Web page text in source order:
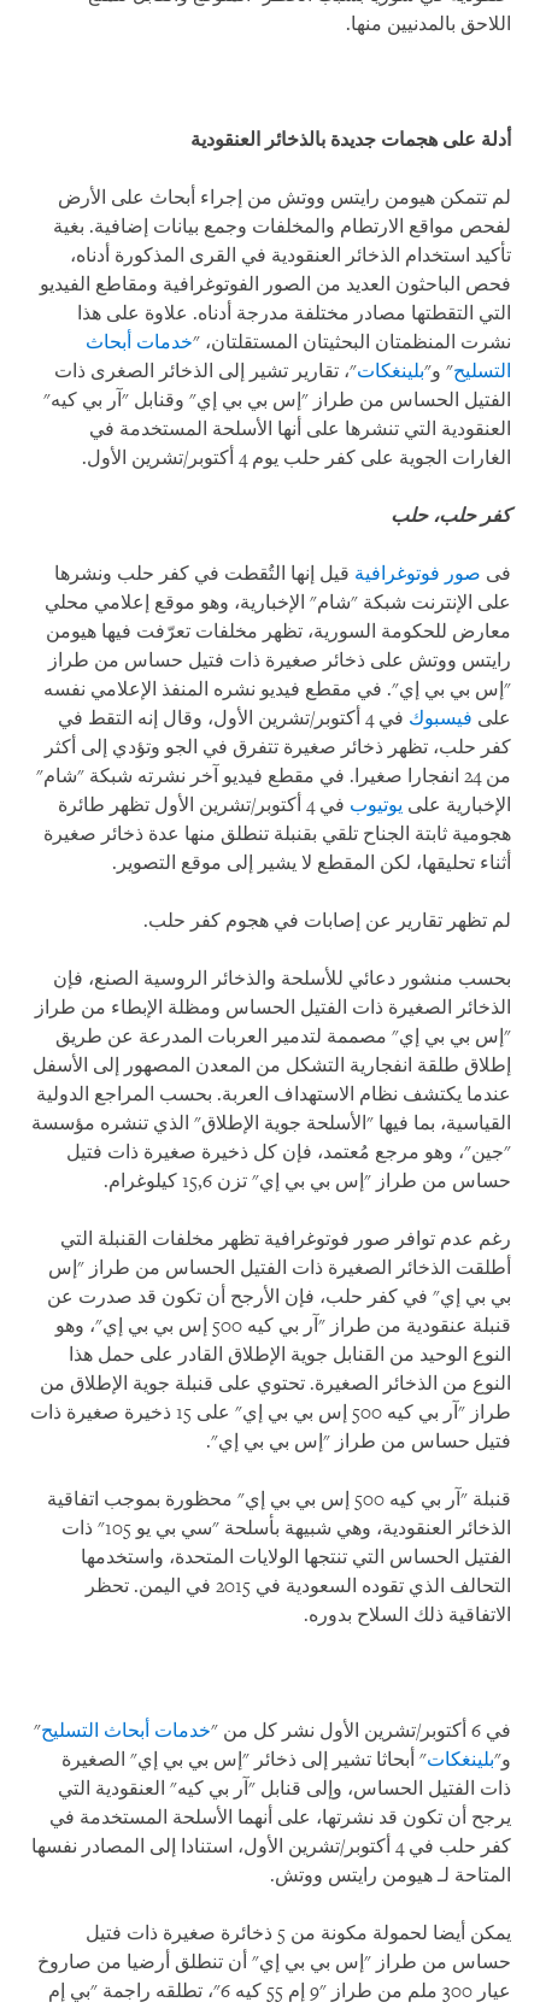
اللاحق بالمدنيين منها.
أدلة على هجمات جديدة بالذخائر العنقودية
لم تتمكن هيومن رايتس ووتش من إجراء أبحاث على الأرض
لفحص مواقع الارتطام والمخلفات وجمع بيانات إضافية. بغية
تأكيد استخدام الذخائر العنقودية في القرى المذكورة أدناه،
فحص الباحثون العديد من الصور الفوتوغرافية ومقاطع الفيديو
التي التقطتها مصادر مختلفة مدرجة أدناه. علاوة على هذا
نشرت المنظمتان البحثيتان المستقلتان، "خدمات أبحاث
التسليح" و"بلينغكات"، تقارير تشير إلى الذخائر الصغرى ذات
الفتيل الحساس من طراز "إس بي بي إي" وقنابل "آر بي كيه"
العنقودية التي تنشرها على أنها الأسلحة المستخدمة في
الغارات الجوية على كفر حلب يوم 4 أكتوبر/تشرين الأول.
كفر حلب، حلب
فى صور فوتوغرافية قيل إنها التُقطت في كفر حلب ونشرها
على الإنترنت شبكة "شام" الإخبارية، وهو موقع إعلامي محلي
معارض للحكومة السورية، تظهر مخلفات تعرّفت فيها هيومن
رايتس ووتش على ذخائر صغيرة ذات فتيل حساس من طراز
"إس بي بي إي". في مقطع فيديو نشره المنفذ الإعلامي نفسه
على فيسبوك
في 4 أكتوبر/تشرين الأول، وقال إنه التقط في
كفر حلب، تظهر ذخائر صغيرة تتفرق في الجو وتؤدي إلى أكثر
من 24 انفجارا صغيرا. في مقطع فيديو آخر نشرته شبكة "شام"
الإخبارية على يوتيوب
في 4 أكتوبر/تشرين الأول تظهر طائرة
هجومية ثابتة الجناح تلقي بقنبلة تنطلق منها عدة ذخائر صغيرة
أثناء تحليقها، لكن المقطع لا يشير إلى موقع التصوير.
لم تظهر تقارير عن إصابات في هجوم كفر حلب.
بحسب منشور دعائي للأسلحة والذخائر الروسية الصنع، فإن
الذخائر الصغيرة ذات الفتيل الحساس ومظلة الإبطاء من طراز
"إس بي بي إي" مصممة لتدمير العربات المدرعة عن طريق
إطلاق طلقة انفجارية التشكل من المعدن المصهور إلى الأسفل
عندما يكتشف نظام الاستهداف العربة. بحسب المراجع الدولية
القياسية، بما فيها "الأسلحة جوية الإطلاق" الذي تنشره مؤسسة
"جين"، وهو مرجع مُعتمد، فإن كل ذخيرة صغيرة ذات فتيل
حساس من طراز "إس بي بي إي" تزن 15,6 كيلوغرام.
رغم عدم توافر صور فوتوغرافية تظهر مخلفات القنبلة التي
أطلقت الذخائر الصغيرة ذات الفتيل الحساس من طراز "إس
بي بي إي" في كفر حلب، فإن الأرجح أن تكون قد صدرت عن
قنبلة عنقودية من طراز "آر بي كيه 500 إس بي بي إي"، وهو
النوع الوحيد من القنابل جوية الإطلاق القادر على حمل هذا
النوع من الذخائر الصغيرة. تحتوي على قنبلة جوية الإطلاق من
طراز "آر بي كيه 500 إس بي بي إي" على 15 ذخيرة صغيرة ذات
فتيل حساس من طراز "إس بي بي إي".
قنبلة "آر بي كيه 500 إس بي بي إي" محظورة بموجب اتفاقية
الذخائر العنقودية، وهي شبيهة بأسلحة "سي بي يو 105" ذات
الفتيل الحساس التي تنتجها الولايات المتحدة، واستخدمها
التحالف الذي تقوده السعودية في 2015 في اليمن. تحظر
الاتفاقية ذلك السلاح بدوره.
في 6 أكتوبر/تشرين الأول نشر كل من " خدمات أبحاث التسليح"
و"بلينغكات" أبحاثا تشير إلى ذخائر "إس بي بي إي" الصغيرة
ذات الفتيل الحساس، وإلى قنابل "آر بي كيه" العنقودية التي
يرجح أن تكون قد نشرتها، على أنهما الأسلحة المستخدمة في
كفر حلب في 4 أكتوبر/تشرين الأول، استنادا إلى المصادر نفسها
المتاحة لـ هيومن رايتس ووتش.
يمكن أيضا لحمولة مكونة من 5 ذخائرة صغيرة ذات فتيل
حساس من طراز "إس بي بي إي" أن تنطلق أرضيا من صاروخ
عيار 300 ملم من طراز "9 إم 55 كيه 6"، تطلقه راجمة "بي إم